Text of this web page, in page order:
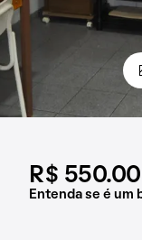
R$
Entenda se é um